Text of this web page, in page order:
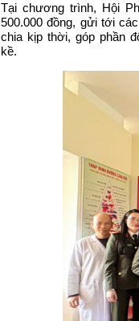
Tại chương trình, Hội
500.000 đồng, gửi tới
chia kịp thời, góp phần
kề.